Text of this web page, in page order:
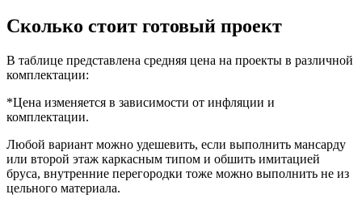
Сколько стоит готовый проект
В таблице представлена средняя цена на проекты в различной
комплектации:
*Цена изменяется в зависимости от инфляции и
комплектации.
Любой вариант можно удешевить, если выполнить мансарду
или второй этаж каркасным типом и обшить имитацией
бруса, внутренние перегородки тоже можно выполнить не из
цельного материала.